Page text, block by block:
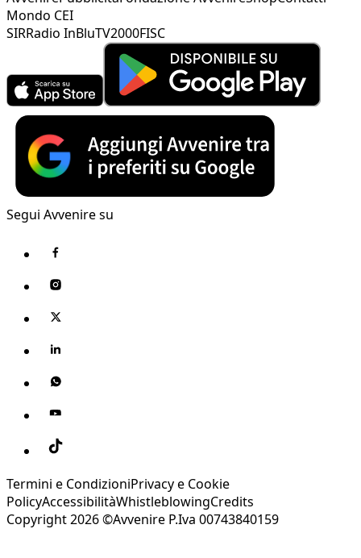
Mondo CEI
SIRRadio InBluTV2000FISC
Segui Avvenire su
Termini e CondizioniPrivacy e Cookie
PolicyAccessibilitàWhistleblowingCredits
Copyright 2026 ©Avvenire P.Iva 00743840159